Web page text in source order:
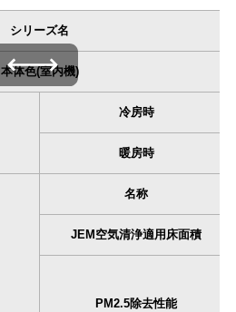
シリーズ名
本体色(室内機)
冷房時
暖房時
名称
JEM空気清浄適用床面積
PM2.5除去性能